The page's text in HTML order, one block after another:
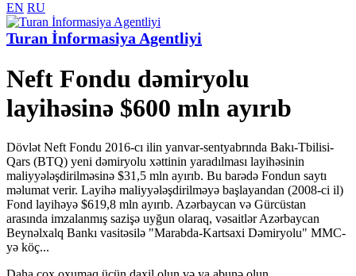
EN RU
Turan İnformasiya Agentliyi
Neft Fondu dəmiryolu
layihəsinə $600 mln ayırıb
Dövlət Neft Fondu 2016-cı ilin yanvar-sentyabrında Bakı-Tbilisi-
Qars (BTQ) yeni dəmiryolu xəttinin yaradılması layihəsinin
maliyyələşdirilməsinə $31,5 mln ayırıb. Bu barədə Fondun saytı
məlumat verir. Layihə maliyyələşdirilməyə başlayandan (2008-ci il)
Fond layihəyə $619,8 mln ayırıb. Azərbaycan və Gürcüstan
arasında imzalanmış sazişə uyğun olaraq, vəsaitlər Azərbaycan
Beynəlxalq Bankı vasitəsilə "Marabda-Kartsaxi Dəmiryolu" MMC-
yə köç...